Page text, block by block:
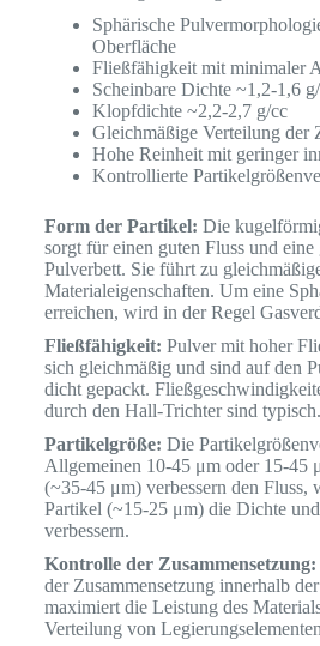
Sphärische
Oberfläche
Fließfähigkeit mit minimaler
Scheinbare Dichte ~1,2-1,6
Klopfdichte ~2,2-2,7 g/cc
Gleichmäßige Verteilung der
Hohe Reinheit mit geringer
Kontrollierte
Form der Partikel: Die
sorgt für einen guten Fluss und
Pulverbett. Sie führt zu
Materialeigenschaften. Um eine
erreichen, wird in der Regel
Fließfähigkeit: Pulver mit hoher
sich gleichmäßig und sind auf den
dicht gepackt.
durch den Hall-Trichter sind typisch.
Partikelgröße: Die
Allgemeinen 10-45 μm oder 15-45
(~35-45 μm) verbessern den Fluss,
Partikel (~15-25 μm) die Dichte
verbessern.
Kontrolle der Zusammensetzung:
der Zusammensetzung innerhalb
maximiert die Leistung des
Verteilung von